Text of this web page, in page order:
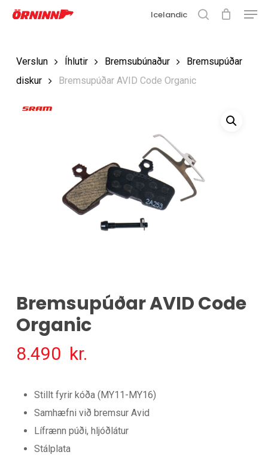
Fara
Loka
Icelandic
Verslun Íhlutir Bremsubúnaður
Bremsupúðar
diskur
Bremsupúðar AVID Code Organic
Bremsupúðar AVID Code
Organic
8.490 kr.
Stillt fyrir kóða (MY11-MY16)
Samhæfni við bremsur Avid
Lífrænn púði, hljóðlátur
Stálplata